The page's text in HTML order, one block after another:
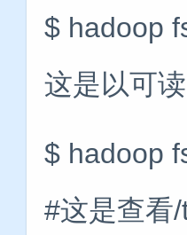
$ hadoop
这是以可
$ hadoop
#这是查看